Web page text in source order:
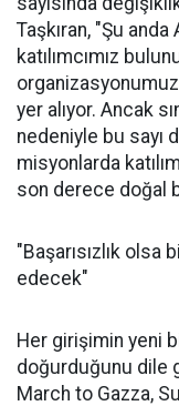
Taşkıran, "Şu
katılımcımız
yer alıyor. Ancak
nedeniyle bu sayı
misyonlarda
son derece doğal
"Başarısızlık olsa
edecek"
Her girişimin yeni
doğurduğunu dile
March to Gazza,